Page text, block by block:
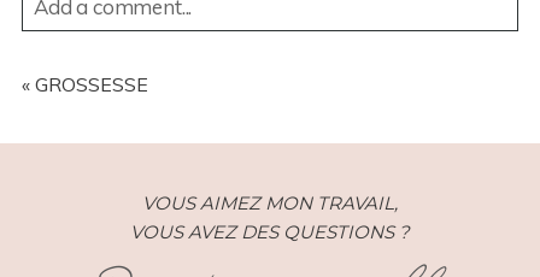
Add a comment...
REQUIRED FIELDS ARE MARKED *
« GROSSESSE
VOUS AIMEZ MON TRAVAIL,
VOUS AVEZ DES QUESTIONS ?